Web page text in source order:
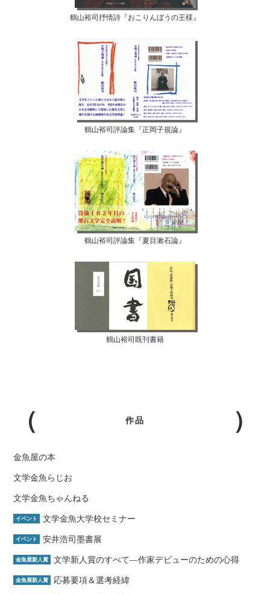
鶴山裕司抒情詩『おこりんぼうの王様』
鶴山裕司評論集『正岡子規論』
鶴山裕司評論集『夏目漱石論』
鶴山裕司既刊書籍
作品
金魚屋の本
文学金魚らじお
文学金魚ちゃんねる
イベント 文学金魚大学校セミナー
イベント 安井浩司墨書展
金魚屋新人賞 文学新人賞のすべて―作家デビューのための心得
金魚屋新人賞 応募要項＆選考経緯